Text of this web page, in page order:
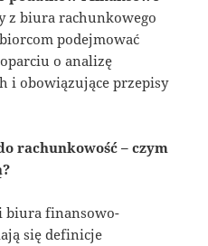
z biura rachunkowego
podejmować
o analizę
i obowiązujące przepisy
rachunkowość – czym
biura finansowo-
się definicje